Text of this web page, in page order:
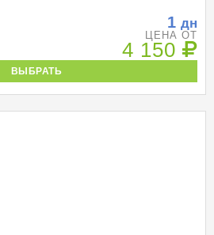
1 дн
ЦЕНА ОТ
4 150
ВЫБРАТЬ